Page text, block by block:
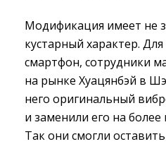
Модификация имеет не
кустарный характер.
смартфон, сотрудники
на рынке Хуацянбэй в
него оригинальный
и заменили его на
Так они смогли